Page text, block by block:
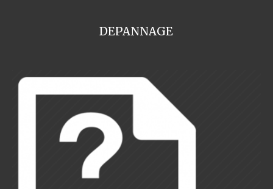
DEPANNAGE